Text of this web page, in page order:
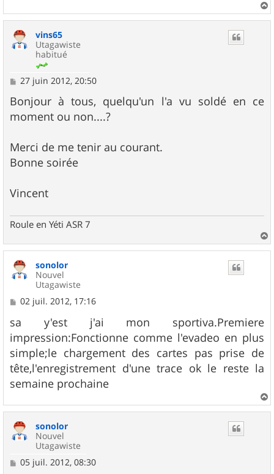
a
vins65
Utagawiste
habitué
M
s
s
a
27 juin 2012, 20:50
Bonjour à tous, quelqu'un l'a vu soldé en ce
moment ou non....?
Merci de me tenir au courant.
Bonne soirée
Vincent
Roule en Yéti ASR 7
a
sonolor
Nouvel
Utagawiste
M
s
s
a
g
e
02 juil. 2012, 17:16
sa y'est j'ai mon sportiva.Premiere
impression:Fonctionne comme l'evadeo en plus
simple;le chargement des cartes pas prise de
tête,l'enregistrement d'une trace ok le reste la
semaine prochaine
a
sonolor
Nouvel
Utagawiste
M
05 juil. 2012, 08:30